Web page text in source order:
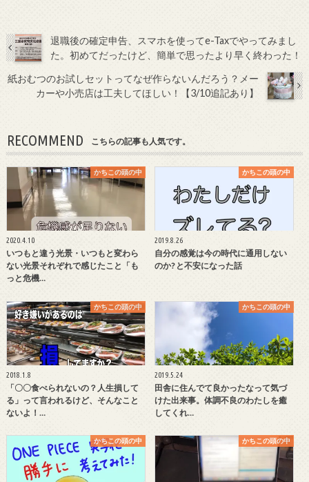
退職後の確定申告、スマホを使ってe-Taxでやってみまし
た。初めてだったけど、簡単で思ったより早く終わった！
紙おむつのお試しセットってなぜ作らないんだろう？メー
カーや小売店は工夫してほしい！【3/10追記あり】
RECOMMEND こちらの記事も人気です。
かちこの頭の中
2020.4.10
いつもと違う光景・いつもと変わら
ない光景それぞれで感じたこと「も
っと危機…
かちこの頭の中
2019.8.26
自分の感覚は今の時代に通用しない
のか? と不安になった話
かちこの頭の中
2018.1.8
「〇〇食べられないの？人生損して
る」って言われるけど、そんなこと
ないよ！…
かちこの頭の中
2019.5.24
田舎に住んでて良かったなって気づ
けた出来事。体調不良のわたしを癒
してくれ…
かちこの頭の中 かちこの頭の中